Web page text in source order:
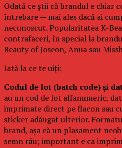
Odată ce știi că brandul e chiar
întrebare — mai ales dacă ai
necunoscut. Popularitatea K-
contrafaceri, în special la
Beauty of Joseon, Anua sau
Iată la ce te uiți:
Codul de lot (batch code) și
au un cod de lot alfanumeric,
imprimate direct pe flacon sau
sticker adăugat ulterior.
brand, așa că un plasament
semn rău; important e ca